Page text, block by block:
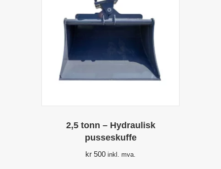
2,5 tonn – Hydraulisk
pusseskuffe
kr 500 inkl. mva.